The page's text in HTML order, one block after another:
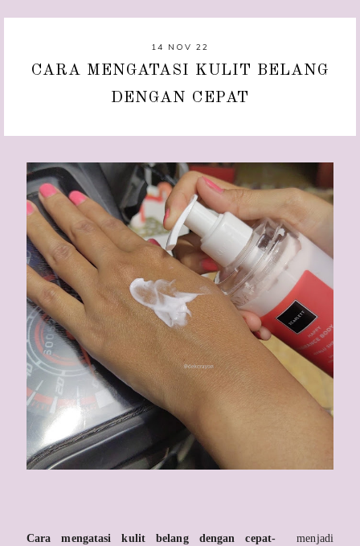
14 NOV 22
CARA MENGATASI KULIT BELANG
DENGAN CEPAT
Cara mengatasi kulit belang dengan cepat-
menjadi